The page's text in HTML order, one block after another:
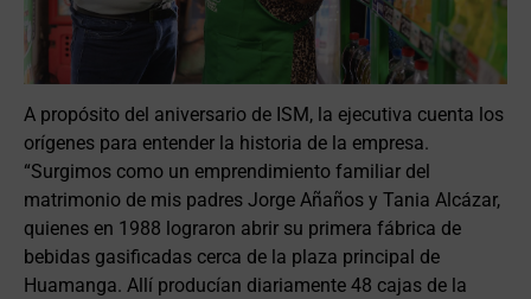
A propósito del aniversario de ISM, la ejecutiva cuenta los
orígenes para entender la historia de la empresa.
“Surgimos como un emprendimiento familiar del
matrimonio de mis padres Jorge Añaños y Tania Alcázar,
quienes en 1988 lograron abrir su primera fábrica de
bebidas gasificadas cerca de la plaza principal de
Huamanga. Allí producían diariamente 48 cajas de la